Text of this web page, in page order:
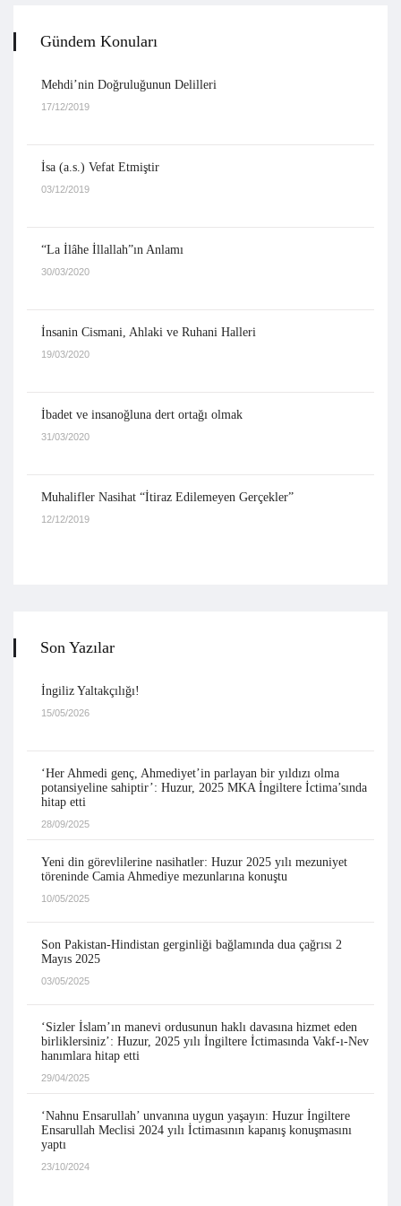
Gündem Konuları
Mehdi’nin Doğruluğunun Delilleri
17/12/2019
İsa (a.s.) Vefat Etmiştir
03/12/2019
“La İlâhe İllallah”ın Anlamı
30/03/2020
İnsanin Cismani, Ahlaki ve Ruhani Halleri
19/03/2020
İbadet ve insanoğluna dert ortağı olmak
31/03/2020
Muhalifler Nasihat “İtiraz Edilemeyen Gerçekler”
12/12/2019
Son Yazılar
İngiliz Yaltakçılığı!
15/05/2026
‘Her Ahmedi genç, Ahmediyet’in parlayan bir yıldızı olma
potansiyeline sahiptir’: Huzur, 2025 MKA İngiltere İctima’sında
hitap etti
28/09/2025
Yeni din görevlilerine nasihatler: Huzur 2025 yılı mezuniyet
töreninde Camia Ahmediye mezunlarına konuştu
10/05/2025
Son Pakistan-Hindistan gerginliği bağlamında dua çağrısı 2
Mayıs 2025
03/05/2025
‘Sizler İslam’ın manevi ordusunun haklı davasına hizmet eden
birliklersiniz’: Huzur, 2025 yılı İngiltere İctimasında Vakf-ı-Nev
hanımlara hitap etti
29/04/2025
‘Nahnu Ensarullah’ unvanına uygun yaşayın: Huzur İngiltere
Ensarullah Meclisi 2024 yılı İctimasının kapanış konuşmasını
yaptı
23/10/2024